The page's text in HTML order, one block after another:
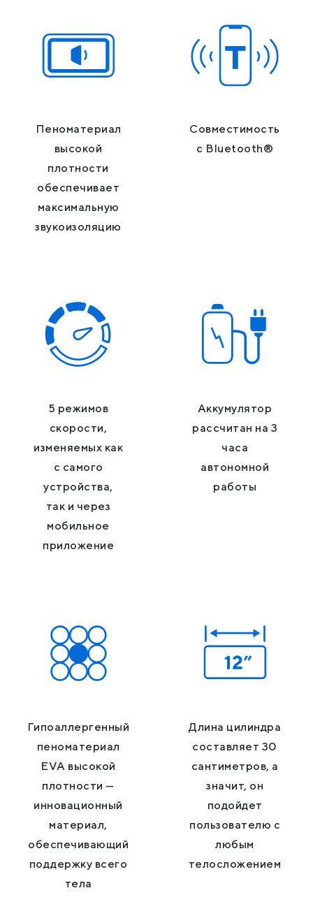
Пеноматериал
высокой
плотности
обеспечивает
максимальную
звукоизоляцию
Совместимость
с Bluetooth®
5 режимов
скорости,
изменяемых как
с самого
устройства,
так и через
мобильное
приложение
Аккумулятор
рассчитан на 3
часа
автономной
работы
Гипоаллергенный
пеноматериал
EVA высокой
плотности —
инновационный
материал,
обеспечивающий
поддержку всего
тела
Длина цилиндра
составляет 30
сантиметров, а
значит, он
подойдет
пользователю с
любым
телосложением